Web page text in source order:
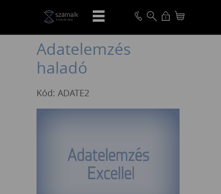
VISSZA
Adatelemzés
haladó
Kód: ADATE2